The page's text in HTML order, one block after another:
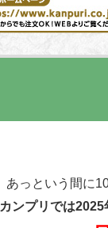
あっという間に
カンプリでは